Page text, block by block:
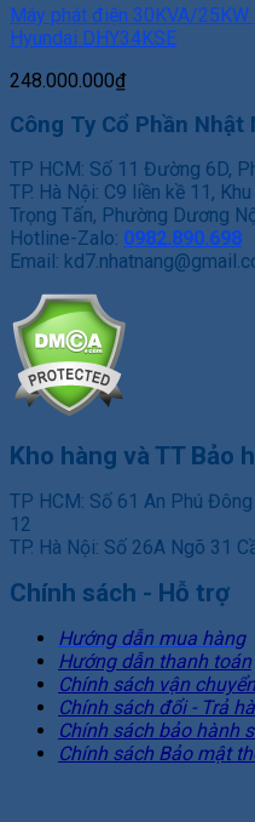
Máy phát điện 30KVA/
Hyundai DHY34KSE
248.000.000₫
Công Ty Cổ Phần Nhật
TP HCM: Số 11 Đường 6D,
TP. Hà Nội: C9 liền kề 11,
Trọng Tấn, Phường Dương
Hotline-Zalo: 0982.890.698
Email:
Kho hàng và TT Bảo
TP HCM: Số 61 An Phú
12
TP. Hà Nội: Số 26A Ngõ 31
Chính sách - Hỗ trợ
Hướng dẫn mua hàng
Hướng dẫn thanh toán
Chính sách vận
Chính sách đổi - Trả
Chính sách bảo hành
Chính sách Bảo mật